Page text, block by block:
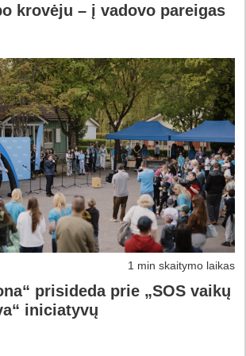
krovėju – į vadovo pareigas
1 min skaitymo laikas
prisideda prie „SOS vaikų
iniciatyvų